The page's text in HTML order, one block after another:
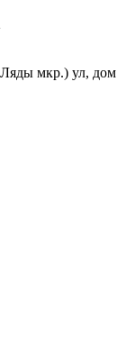
мкр.) ул, дом